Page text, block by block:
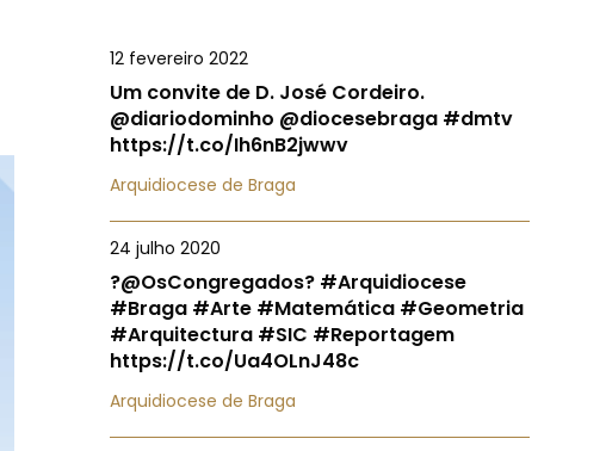
12 fevereiro 2022
Um convite de D. José Cordeiro.
@diariodominho @diocesebraga #dmtv
https://t.co/Ih6nB2jwwv
Arquidiocese de Braga
24 julho 2020
?@OsCongregados? #Arquidiocese
#Braga #Arte #Matemática #Geometria
#Arquitectura #SIC #Reportagem
https://t.co/Ua4OLnJ48c
Arquidiocese de Braga